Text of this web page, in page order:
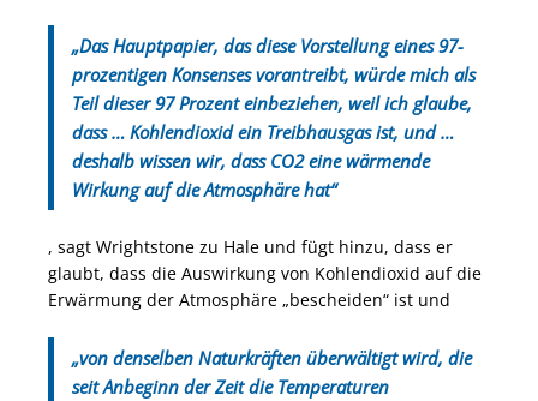
„Das Hauptpapier, das diese Vorstellung eines 97-
prozentigen Konsenses vorantreibt, würde mich als
Teil dieser 97 Prozent einbeziehen, weil ich glaube,
dass … Kohlendioxid ein Treibhausgas ist, und …
deshalb wissen wir, dass CO2 eine wärmende
Wirkung auf die Atmosphäre hat“
, sagt Wrightstone zu Hale und fügt hinzu, dass er
glaubt, dass die Auswirkung von Kohlendioxid auf die
Erwärmung der Atmosphäre „bescheiden“ ist und
„von denselben Naturkräften überwältigt wird, die
seit Anbeginn der Zeit die Temperaturen